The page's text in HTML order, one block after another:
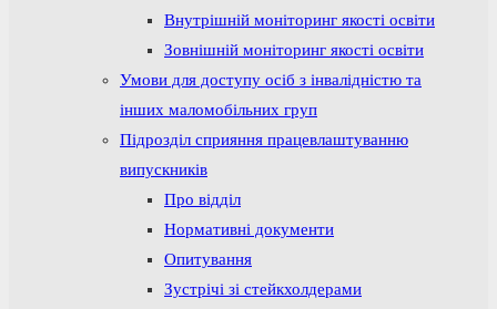
Внутрішній моніторинг якості освіти
Зовнішній моніторинг якості освіти
Умови для доступу осіб з інвалідністю та
інших маломобільних груп
Підрозділ сприяння працевлаштуванню
випускників
Про відділ
Нормативні документи
Опитування
Зустрічі зі стейкхолдерами